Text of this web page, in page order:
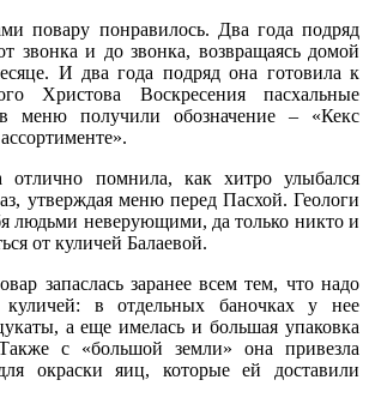
повару понравилось. Два года подряд
звонка и до звонка, возвращаясь домой
И два года подряд она готовила к
Христова Воскресения пасхальные
меню получили обозначение – «Кекс
помнила, как хитро улыбался
утверждая меню перед Пасхой. Геологи
людьми неверующими, да только никто и
от куличей Балаевой.
запаслась заранее всем тем, что надо
куличей: в отдельных баночках у нее
а еще имелась и большая упаковка
с «большой земли» она привезла
окраски яиц, которые ей доставили